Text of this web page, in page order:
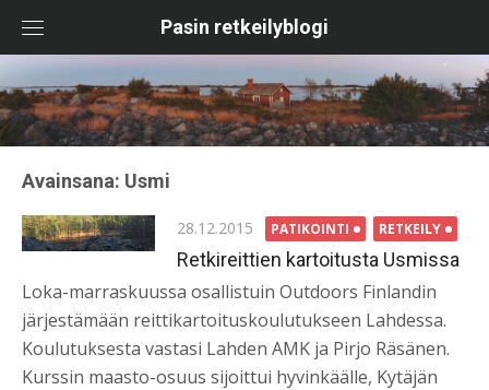
content
Pasin retkeilyblogi
Avainsana: Usmi
Posted
on
28.12.2015 PATIKOINTI RETKEILY
Retkireittien kartoitusta Usmissa
Loka-marraskuussa osallistuin Outdoors Finlandin
järjestämään reittikartoituskoulutukseen Lahdessa.
Koulutuksesta vastasi Lahden AMK ja Pirjo Räsänen.
Kurssin maasto-osuus sijoittui hyvinkäälle, Kytäjän